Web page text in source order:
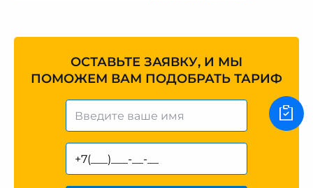
ОСТАВЬТЕ ЗАЯВКУ, И МЫ
ПОМОЖЕМ ВАМ ПОДОБРАТЬ ТАРИФ